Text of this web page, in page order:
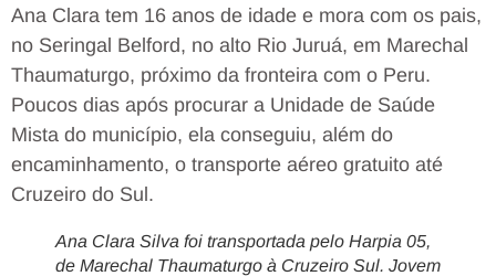
Ana Clara tem 16 anos de idade e mora com os pais,
no Seringal Belford, no alto Rio Juruá, em Marechal
Thaumaturgo, próximo da fronteira com o Peru.
Poucos dias após procurar a Unidade de Saúde
Mista do município, ela conseguiu, além do
encaminhamento, o transporte aéreo gratuito até
Cruzeiro do Sul.
Ana Clara Silva foi transportada pelo Harpia 05,
de Marechal Thaumaturgo à Cruzeiro Sul. Jovem